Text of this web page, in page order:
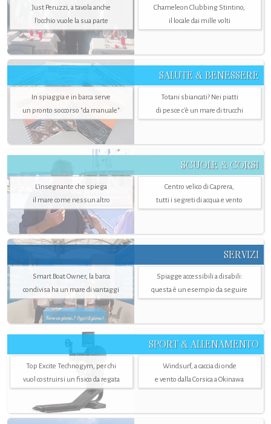
Just Peruzzi, a tavola anche
l’occhio vuole la sua parte
Chameleon Clubbing Stintino,
il locale dai mille volti
SALUTE & BENESSERE
In spiaggia e in barca serve
un pronto soccorso "da manuale"
Totani sbiancati? Nei piatti
di pesce c'è un mare di trucchi
SCUOLE & CORSI
L'insegnante che spiega
il mare come nessun altro
Centro velico di Caprera,
tutti i segreti di acqua e vento
SERVIZI
Smart Boat Owner, la barca
condivisa ha un mare di vantaggi
Spiagge accessibili a disabili:
questa è un esempio da seguire
SPORT & ALLENAMENTO
Top Excite Technogym, per chi
vuol costruirsi un fisico da regata
Windsurf, a caccia di onde
e vento dalla Corsica a Okinawa